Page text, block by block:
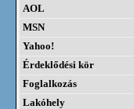
AOL
MSN
Yahoo!
Érdeklődési kör
Foglalkozás
Lakóhely